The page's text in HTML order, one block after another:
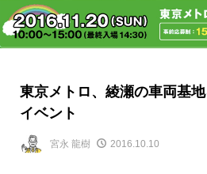
東京メトロ、綾瀬の車両基
イベント
宮永 龍樹 2016.10.10